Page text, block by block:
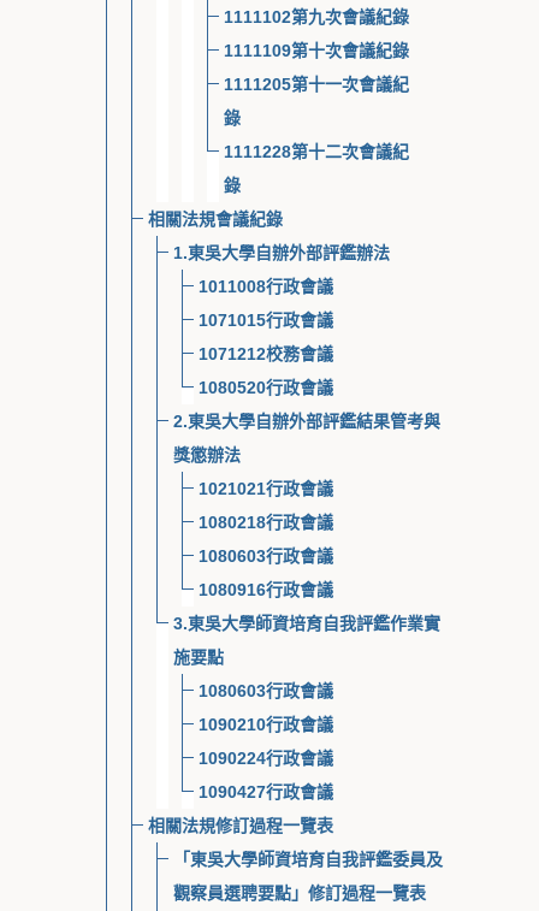
1111102第九次會議紀錄
1111109第十次會議紀錄
1111205第十一次會議紀
錄
1111228第十二次會議紀
錄
相關法規會議紀錄
1.東吳大學自辦外部評鑑辦法
1011008行政會議
1071015行政會議
1071212校務會議
1080520行政會議
2.東吳大學自辦外部評鑑結果管考與
獎懲辦法
1021021行政會議
1080218行政會議
1080603行政會議
1080916行政會議
3.東吳大學師資培育自我評鑑作業實
施要點
1080603行政會議
1090210行政會議
1090224行政會議
1090427行政會議
相關法規修訂過程一覽表
「東吳大學師資培育自我評鑑委員及
觀察員選聘要點」修訂過程一覽表